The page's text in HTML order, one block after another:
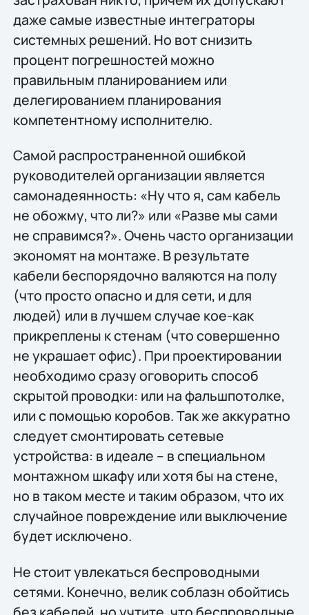
даже самые известные интеграторы
системных решений. Но вот снизить
процент погрешностей можно
правильным планированием или
делегированием планирования
компетентному исполнителю.
Самой распространенной ошибкой
руководителей организации является
самонадеянность: «Ну что я, сам кабель
не обожму, что ли?» или «Разве мы сами
не справимся?». Очень часто организации
экономят на монтаже. В результате
кабели беспорядочно валяются на полу
(что просто опасно и для сети, и для
людей) или в лучшем случае кое-как
прикреплены к стенам (что совершенно
не украшает офис). При проектировании
необходимо сразу оговорить способ
скрытой проводки: или на фальшпотолке,
или с помощью коробов. Так же аккуратно
следует смонтировать сетевые
устройства: в идеале – в специальном
монтажном шкафу или хотя бы на стене,
но в таком месте и таким образом, что их
случайное повреждение или выключение
будет исключено.
Не стоит увлекаться беспроводными
сетями. Конечно, велик соблазн обойтись